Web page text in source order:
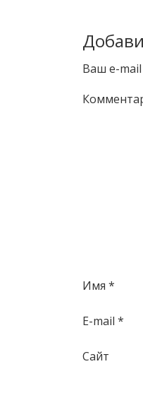
Ваш e-mail
Имя *
E-mail *
Сайт